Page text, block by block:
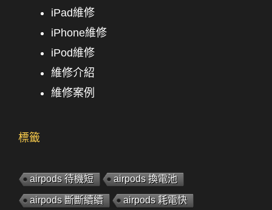
iPad維修
iPhone維修
iPod維修
維修介紹
維修案例
標籤
airpods 待機短 airpods 換電池
airpods 斷斷續續 airpods 耗電快